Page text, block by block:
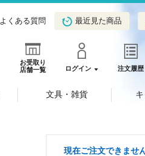
よくある質問 最近見た商品
お受取り
店舗一覧
ログイン 注文履歴
文具・雑貨
現在ご注文できませ